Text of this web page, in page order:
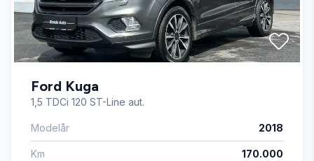
Ford Kuga
1,5 TDCi 120 ST-Line aut.
Modelår 2018
Km 170.000